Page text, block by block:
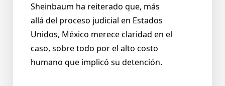
Sheinbaum ha reiterado que, más
allá del proceso judicial en Estados
Unidos, México merece claridad en el
caso, sobre todo por el alto costo
humano que implicó su detención.